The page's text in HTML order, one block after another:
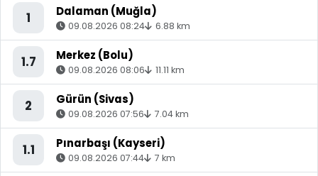
1 Dalaman (Muğla)
09.08.2026 08:24 6.88 km
1.7 Merkez (Bolu)
09.08.2026 08:06 11.11 km
2 Gürün (Sivas)
09.08.2026 07:56 7.04 km
1.1 Pınarbaşı (Kayseri)
09.08.2026 07:44 7 km